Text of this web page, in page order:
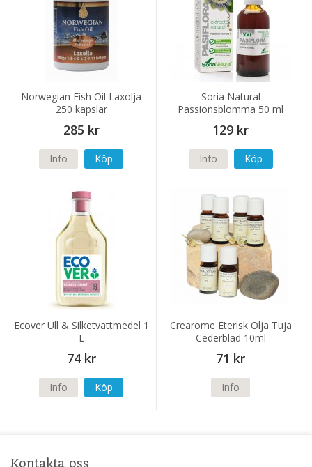
Norwegian Fish Oil Laxolja
250 kapslar
285 kr
Info Köp
Soria Natural
Passionsblomma 50 ml
129 kr
Info Köp
Ecover Ull & Silketvättmedel 1
L
74 kr
Info Köp
Crearome Eterisk Olja Tuja
Cederblad 10ml
71 kr
Info
Kontakta oss